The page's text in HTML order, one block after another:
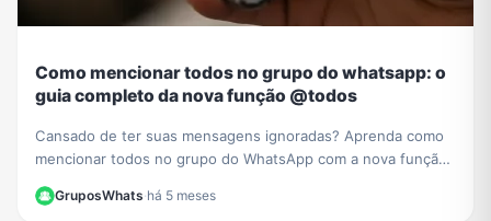
Como mencionar todos no grupo do whatsapp: o
guia completo da nova função @todos
Cansado de ter suas mensagens ignoradas? Aprenda como
mencionar todos no grupo do WhatsApp com a nova função
GruposWhats·há 5 meses